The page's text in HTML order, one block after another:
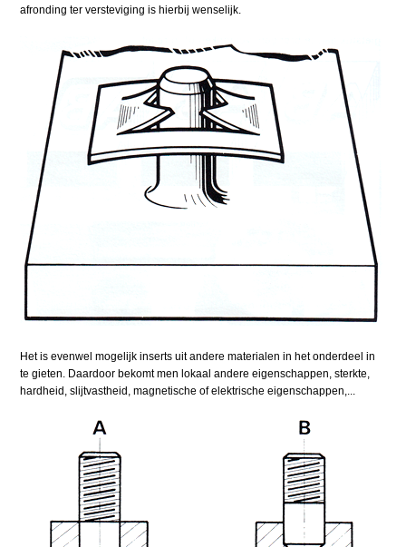
afronding ter versteviging is hierbij wenselijk.
Het is evenwel mogelijk inserts uit andere materialen in het onderdeel in
te gieten. Daardoor bekomt men lokaal andere eigenschappen, sterkte,
hardheid, slijtvastheid, magnetische of elektrische eigenschappen,...